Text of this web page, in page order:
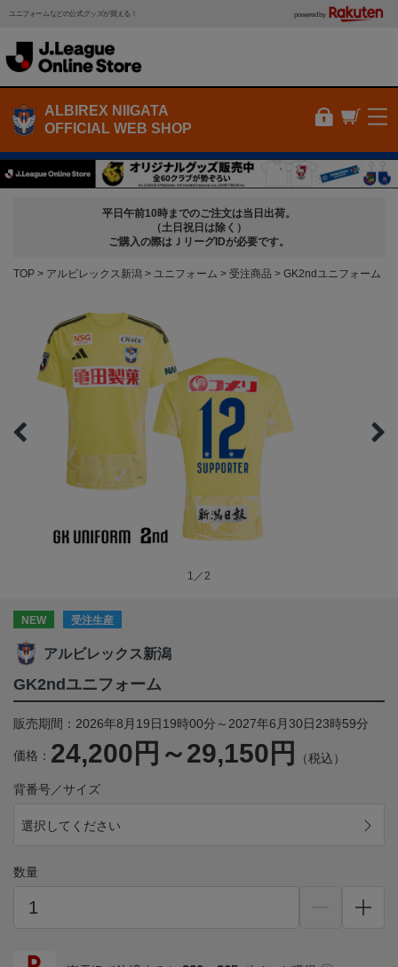
ユニフォームなどの公式グッズが買える！ powered by
ALBIREX NIIGATA
OFFICIAL WEB SHOP
平日午前10時までのご注文は当日出荷。
（土日祝日は除く）
ご購入の際はＪリーグIDが必要です。
TOP アルビレックス新潟 ユニフォーム 受注商品 GK2ndユニフォーム
1／2
NEW 受注生産
アルビレックス新潟
GK2ndユニフォーム
販売期間：2026年8月19日19時00分～2027年6月30日23時59分
価格： 24,200円～29,150円 （税込）
背番号／サイズ
選択してください
数量